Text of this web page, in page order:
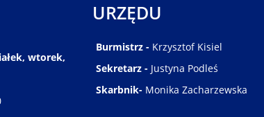
wtorek,
URZĘDU
Burmistrz - Krzysztof Kisiel
Sekretarz - Justyna Podleś
Skarbnik- Monika Zacharzewska